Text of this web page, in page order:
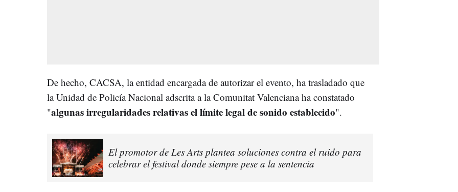
De hecho, CACSA, la entidad encargada de autorizar el evento, ha trasladado que
la Unidad de Policía Nacional adscrita a la Comunitat Valenciana ha constatado
"algunas irregularidades relativas el límite legal de sonido establecido".
El promotor de Les Arts plantea soluciones contra el ruido para
celebrar el festival donde siempre pese a la sentencia